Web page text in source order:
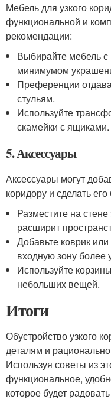
Мебель для узкого
функциональной и
рекомендации:
Выбирайте мебель с
минимумом
Преференции
стульям.
Используйте
скамейки с ящиками.
5. Аксессуары
Аксессуары могут
коридору и сделать
Разместите на
расширит
Добавьте коврик
входную зону более
Используйте
небольших вещей.
Итоги
Обустройство узкого
деталям и
Используя советы из
функциональное,
которое будет